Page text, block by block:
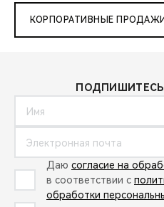
КОРПОРАТИВНЫЕ ПРОДАЖИ
Даю согласие на
в соответствии с
обработки